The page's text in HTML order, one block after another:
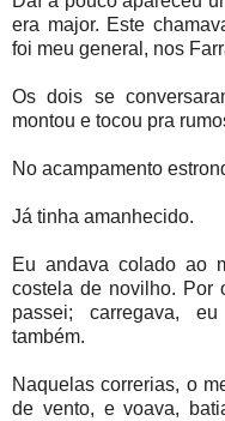
era major. Este
foi meu general, nos
Os dois se
montou e tocou pra
No acampamento
Já tinha amanhecido.
Eu andava colado ao
costela de novilho. Por
passei; carregava,
também.
Naquelas correrias, o
de vento, e voava,